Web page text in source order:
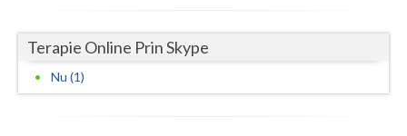
Sibiu
Suceava
Terapie Online Prin Skype
Nu (1)